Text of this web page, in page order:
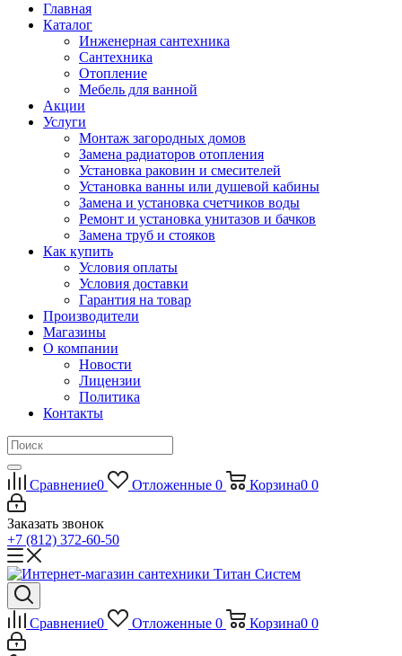
Главная
Каталог
Инженерная сантехника
Сантехника
Отопление
Мебель для ванной
Акции
Услуги
Монтаж загородных домов
Замена радиаторов отопления
Установка раковин и смесителей
Установка ванны или душевой кабины
Замена и установка счетчиков воды
Ремонт и установка унитазов и бачков
Замена труб и стояков
Как купить
Условия оплаты
Условия доставки
Гарантия на товар
Производители
Магазины
О компании
Новости
Лицензии
Политика
Контакты
Сравнение0 Отложенные 0 Корзина0 0
Заказать звонок
+7 (812) 372-60-50
Сравнение0 Отложенные 0 Корзина0 0